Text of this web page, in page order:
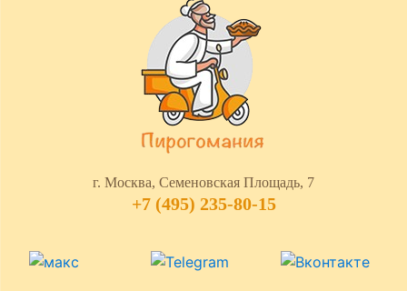
г. Москва, Семеновская Площадь, 7
+7 (495) 235-80-15